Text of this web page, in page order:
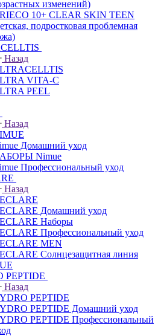
изменений)
10+ CLEAR SKIN TEEN
подростковая проблемная
Назад
VITA-C
PEEL
Назад
Домашний уход
Nimue
Профессиональный уход
Назад
Домашний уход
Наборы
Профессиональный уход
MEN
Солнцезащитная линия
PEPTIDE
Назад
PEPTIDE
PEPTIDE Домашний уход
PEPTIDE Профессиональный